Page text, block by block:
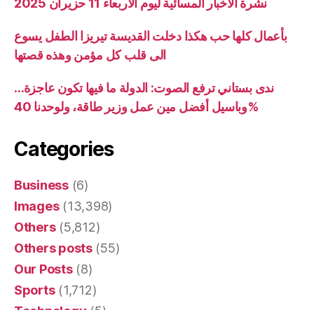
نشرة الاخبار المسائية ليوم الاربعاء 11 حزيران 2025
بأعمال كلها حب هكذا دخلت القديسة تيريزا الطفل يسوع
الى قلب كل مؤمن وهذه قصتها
ندى بستاني ترفع الصوت: الدولة ما فيها تكون عاجزة…
وباسيل أفضل مين عمل وزير طاقة، ولوحدنا 40%
Categories
Business(6)
Images(13,398)
Others(5,812)
Others posts(55)
Our Posts(8)
Sports(1,712)